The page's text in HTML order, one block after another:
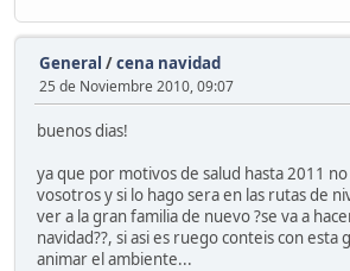
General /cena navidad
25 de Noviembre 2010, 09:07
buenos dias!
ya que por motivos de salud hasta 2011
vosotros y si lo hago sera en las rutas de
ver a la gran familia de nuevo ?se va a
navidad??, si asi es ruego conteis con esta
animar el ambiente...